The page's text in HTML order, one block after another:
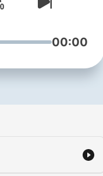
! Hébergé
de-00:00